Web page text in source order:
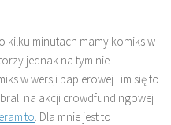
kilku minutach mamy komiks w
jednak na tym nie
w wersji papierowej i im się to
na akcji crowdfundingowej
. Dla mnie jest to